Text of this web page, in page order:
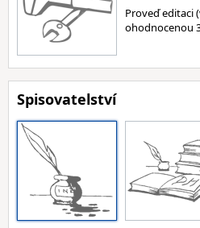
Proveď editaci
ohodnocenou
Spisovatelství